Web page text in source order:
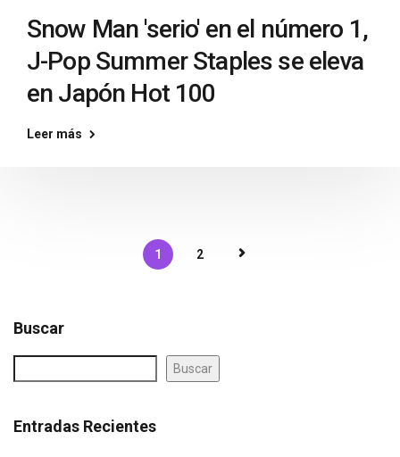
Snow Man 'serio' en el número 1,
J-Pop Summer Staples se eleva
en Japón Hot 100
Leer más
1 2
Buscar
Buscar
Entradas Recientes